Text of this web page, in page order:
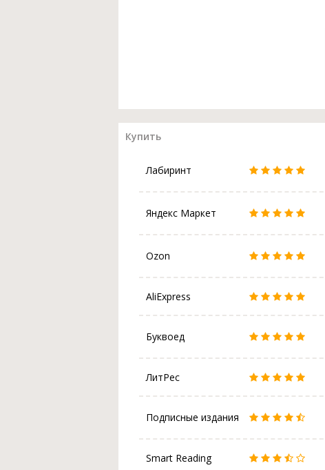
Купить
Лабиринт
Яндекс Маркет
Ozon
AliExpress
Буквоед
ЛитРес
Подписные издания
Smart Reading